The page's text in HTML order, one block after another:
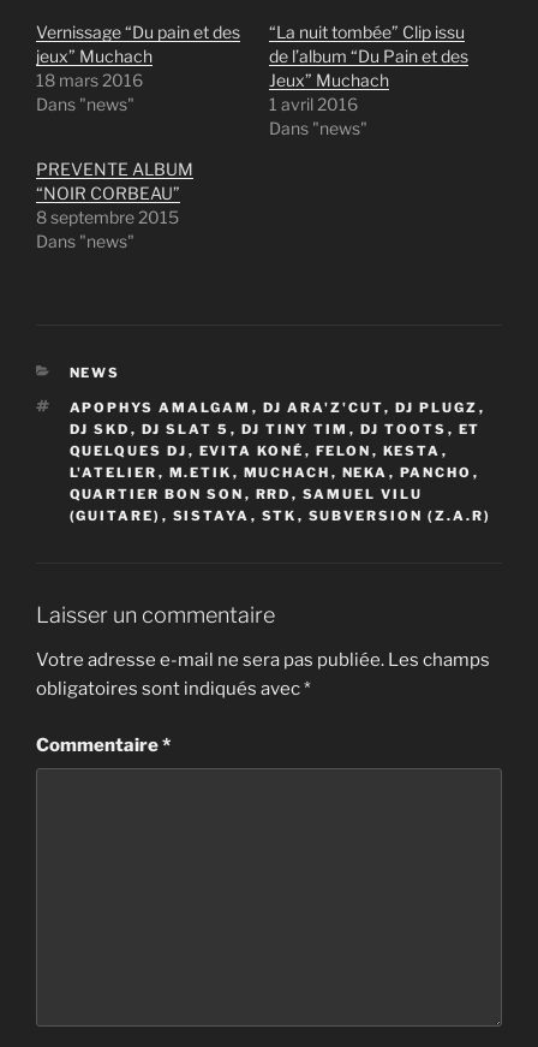
Vernissage “Du pain et des
jeux” Muchach
18 mars 2016
Dans "news"
“La nuit tombée” Clip issu
de l’album “Du Pain et des
Jeux” Muchach
1 avril 2016
Dans "news"
PREVENTE ALBUM
“NOIR CORBEAU”
8 septembre 2015
Dans "news"
CATÉGORIES
NEWS
ÉTIQUETTES
APOPHYS AMALGAM , DJ ARA'Z'CUT, DJ PLUGZ ,
DJ SKD , DJ SLAT 5 , DJ TINY TIM , DJ TOOTS , ET
QUELQUES DJ , EVITA KONÉ , FELON , KESTA ,
L'ATELIER , M.ETIK , MUCHACH , NEKA , PANCHO ,
QUARTIER BON SON , RRD , SAMUEL VILU
(GUITARE) , SISTAYA , STK , SUBVERSION (Z.A.R)
Laisser un commentaire
Votre adresse e-mail ne sera pas publiée. Les champs
obligatoires sont indiqués avec*
Commentaire*